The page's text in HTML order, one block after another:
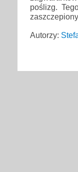
poślizg.
Autorzy: